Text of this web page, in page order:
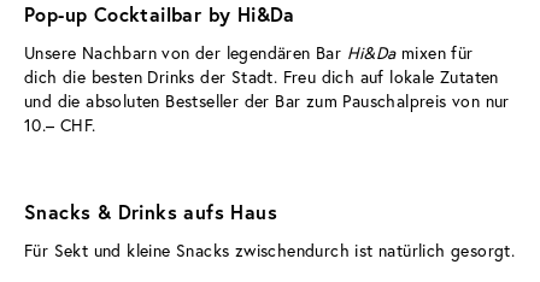
Pop-up Cocktailbar by Hi&Da
Unsere Nachbarn von der legendären Bar Hi&Da mixen für
dich die besten Drinks der Stadt. Freu dich auf lokale Zutaten
und die absoluten Bestseller der Bar zum Pauschalpreis von nur
10.– CHF.
Snacks & Drinks aufs Haus
Für Sekt und kleine Snacks zwischendurch ist natürlich gesorgt.